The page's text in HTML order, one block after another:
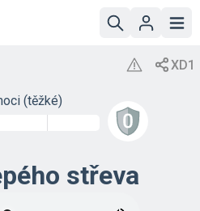
(těžké)
střeva